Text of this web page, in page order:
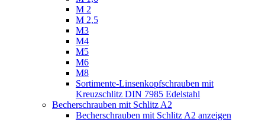
M 2
M 2,5
M3
M4
M5
M6
M8
Sortimente-Linsenkopfschrauben mit
Kreuzschlitz DIN 7985 Edelstahl
Becherschrauben mit Schlitz A2
Becherschrauben mit Schlitz A2 anzeigen